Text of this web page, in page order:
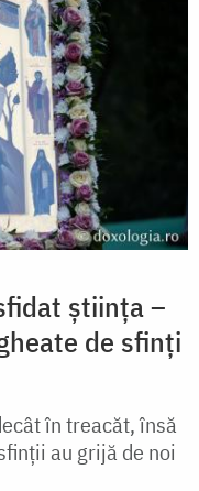
știința –
de sfinți
în treacăt, însă
au grijă de noi